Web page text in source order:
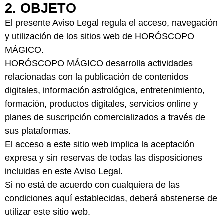
2. OBJETO
El presente Aviso Legal regula el acceso, navegación
y utilización de los sitios web de HORÓSCOPO
MÁGICO.
HORÓSCOPO MÁGICO desarrolla actividades
relacionadas con la publicación de contenidos
digitales, información astrológica, entretenimiento,
formación, productos digitales, servicios online y
planes de suscripción comercializados a través de
sus plataformas.
El acceso a este sitio web implica la aceptación
expresa y sin reservas de todas las disposiciones
incluidas en este Aviso Legal.
Si no está de acuerdo con cualquiera de las
condiciones aquí establecidas, deberá abstenerse de
utilizar este sitio web.